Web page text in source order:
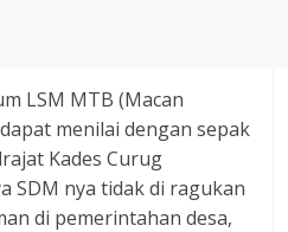
LSM MTB (Macan
menilai dengan sepak
Kades Curug
SDM nya tidak di ragukan
di pemerintahan desa,